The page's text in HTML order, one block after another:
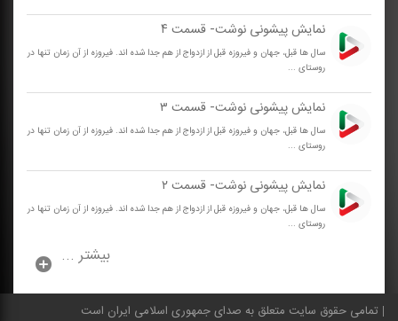
نمایش پیشونی نوشت- قسمت ۴
سال ها قبل، جهان و فیروزه قبل از ازدواج از هم جدا شده اند. فیروزه از آن زمان تنها در
روستای ...
نمایش پیشونی نوشت- قسمت ۳
سال ها قبل، جهان و فیروزه قبل از ازدواج از هم جدا شده اند. فیروزه از آن زمان تنها در
روستای ...
نمایش پیشونی نوشت- قسمت ۲
سال ها قبل، جهان و فیروزه قبل از ازدواج از هم جدا شده اند. فیروزه از آن زمان تنها در
روستای ...
بیشتر ...
تمامی حقوق سایت متعلق به صدای جمهوری اسلامی ایران است